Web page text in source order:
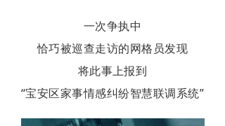
一次争执中
恰巧被巡查走访的网格员发现
将此事上报到
“宝安区家事情感纠纷智慧联调系统”